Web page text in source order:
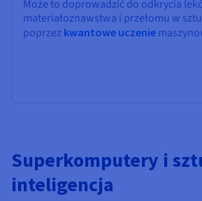
Może to doprowadzić do odkrycia
materiałoznawstwa i przełomu w
poprzez kwantowe uczenie
Superkomputery i
inteligencja